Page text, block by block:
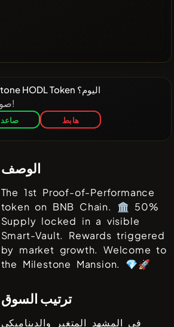
كيف تشعر بشأن Milestone HODL Token اليوم؟
صوت لرؤية نتائج المجتمع!
صاعد هابط
الوصف
The 1st Proof-of-Performance
token on BNB Chain. 🏛️ 50%
Supply locked in a visible
Smart-Vault. Rewards triggered
by market growth. Welcome to
the Milestone Mansion. 💎🚀
ترتيب السوق
في المشهد المتغير والديناميكي